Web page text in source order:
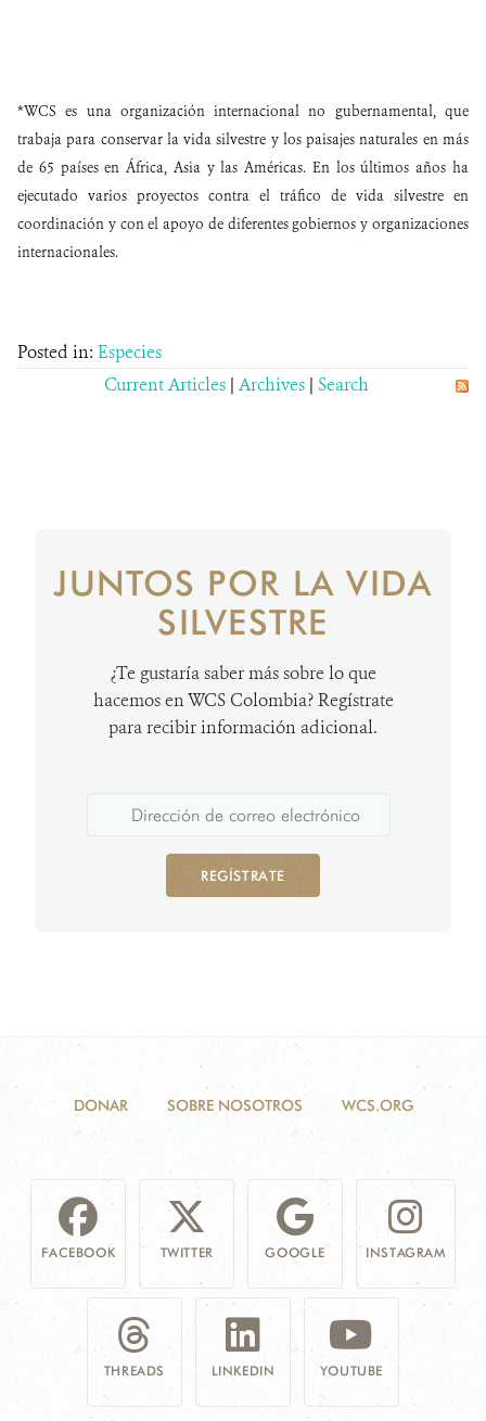
*WCS es una organización internacional no gubernamental, que
trabaja para conservar la vida silvestre y los paisajes naturales en más
de 65 países en África, Asia y las Américas. En los últimos años ha
ejecutado varios proyectos contra el tráfico de vida silvestre en
coordinación y con el apoyo de diferentes gobiernos y organizaciones
internacionales.
Posted in: Especies
Current Articles | Archives | Search
JUNTOS POR LA VIDA
SILVESTRE
¿Te gustaría saber más sobre lo que
hacemos en WCS Colombia? Regístrate
para recibir información adicional.
REGÍSTRATE
DONAR SOBRE NOSOTROS WCS.ORG
FACEBOOK TWITTER GOOGLE INSTAGRAM
THREADS LINKEDIN YOUTUBE